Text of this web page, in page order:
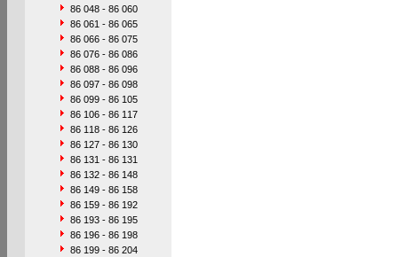
86 048 - 86 060
86 061 - 86 065
86 066 - 86 075
86 076 - 86 086
86 088 - 86 096
86 097 - 86 098
86 099 - 86 105
86 106 - 86 117
86 118 - 86 126
86 127 - 86 130
86 131 - 86 131
86 132 - 86 148
86 149 - 86 158
86 159 - 86 192
86 193 - 86 195
86 196 - 86 198
86 199 - 86 204